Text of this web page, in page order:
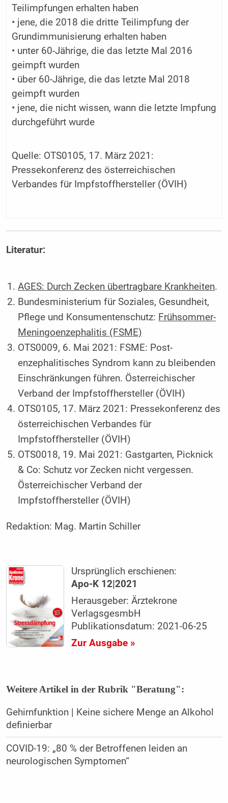
Teilimpfungen erhalten haben
• jene, die 2018 die dritte Teilimpfung der
Grundimmunisierung erhalten haben
• unter 60-Jährige, die das letzte Mal 2016
geimpft wurden
• über 60-Jährige, die das letzte Mal 2018
geimpft wurden
• jene, die nicht wissen, wann die letzte Impfung
durchgeführt wurde
Quelle: OTS0105, 17. März 2021:
Pressekonferenz des österreichischen
Verbandes für Impfstoffhersteller (ÖVIH)
Literatur:
AGES: Durch Zecken übertragbare Krankheiten.
Bundesministerium für Soziales, Gesundheit,
Pflege und Konsumentenschutz: Frühsommer-
Meningoenzephalitis (FSME)
OTS0009, 6. Mai 2021: FSME: Post-
enzephalitisches Syndrom kann zu bleibenden
Einschränkungen führen. Österreichischer
Verband der Impfstoffhersteller (ÖVIH)
OTS0105, 17. März 2021: Pressekonferenz des
österreichischen Verbandes für
Impfstoffhersteller (ÖVIH)
OTS0018, 19. Mai 2021: Gastgarten, Picknick
& Co: Schutz vor Zecken nicht vergessen.
Österreichischer Verband der
Impfstoffhersteller (ÖVIH)
Redaktion: Mag. Martin Schiller
Ursprünglich erschienen:
Apo-K 12|2021
Herausgeber: Ärztekrone
VerlagsgesmbH
Publikationsdatum: 2021-06-25
Zur Ausgabe »
Weitere Artikel in der Rubrik "Beratung":
Gehirnfunktion | Keine sichere Menge an Alkohol
definierbar
COVID-19: „80 % der Betroffenen leiden an
neurologischen Symptomen“